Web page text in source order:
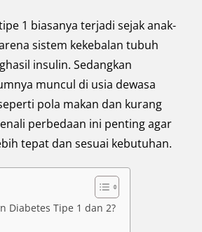
1 biasanya terjadi sejak anak-
sistem kekebalan tubuh
insulin. Sedangkan
muncul di usia dewasa
pola makan dan kurang
perbedaan ini penting agar
tepat dan sesuai kebutuhan.
Diabetes Tipe 1 dan 2?